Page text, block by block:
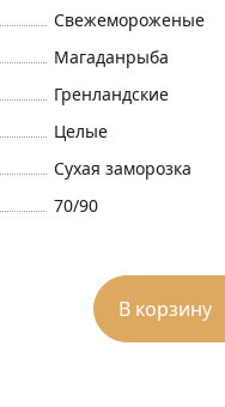
Свежемороженые
Магаданрыба
Гренландские
Целые
Сухая заморозка
70/90
В корзину